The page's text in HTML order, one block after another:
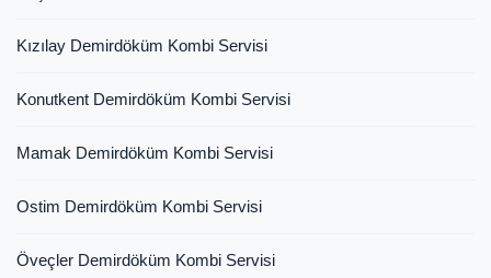
Kızılay Demirdöküm Kombi Servisi
Konutkent Demirdöküm Kombi Servisi
Mamak Demirdöküm Kombi Servisi
Ostim Demirdöküm Kombi Servisi
Öveçler Demirdöküm Kombi Servisi